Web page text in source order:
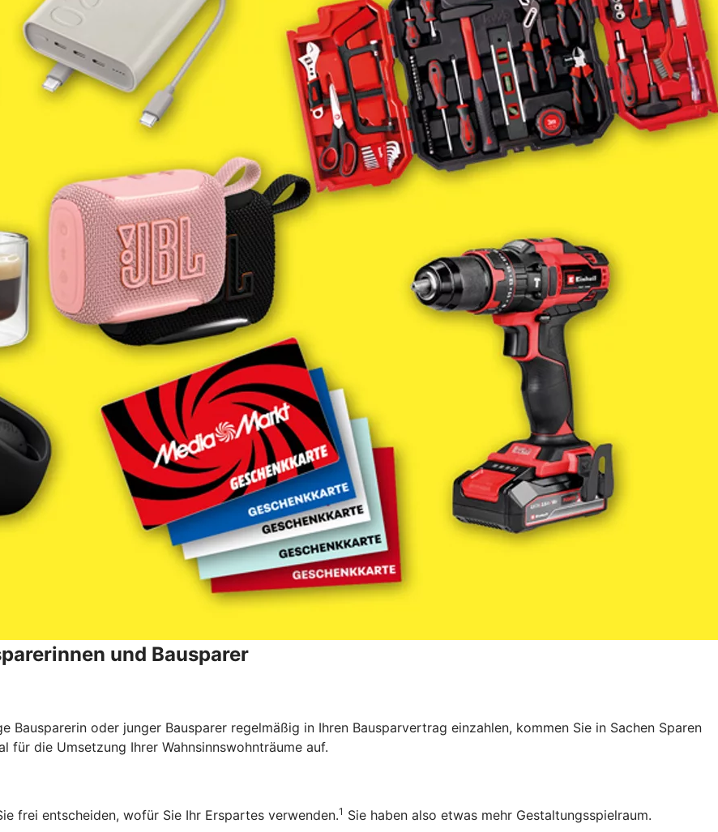
und Bausparer
Bausparerin oder junger Bausparer regelmäßig in Ihren Bausparvertrag einzahlen, kommen Sie in Sachen Sparen
die Umsetzung Ihrer Wahnsinnswohnträume auf.
frei entscheiden, wofür Sie Ihr Erspartes verwenden.1 Sie haben also etwas mehr Gestaltungsspielraum.